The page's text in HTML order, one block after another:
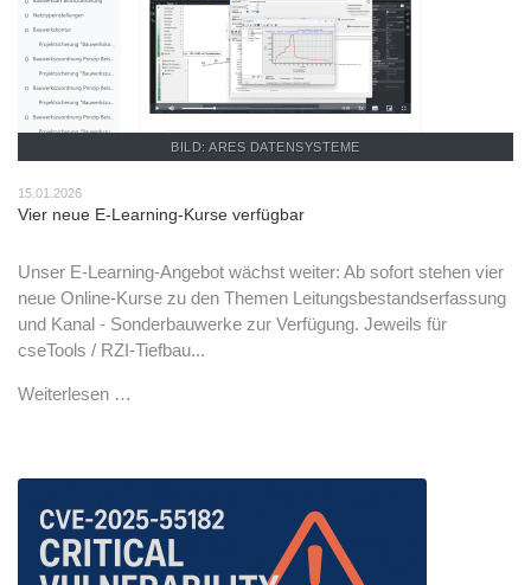
BILD: ARES DATENSYSTEME
15.01.2026
Vier neue E-Learning-Kurse verfügbar
Unser E-Learning-Angebot wächst weiter: Ab sofort stehen vier
neue Online-Kurse zu den Themen Leitungsbestandserfassung
und Kanal - Sonderbauwerke zur Verfügung. Jeweils für
cseTools / RZI-Tiefbau...
Weiterlesen …